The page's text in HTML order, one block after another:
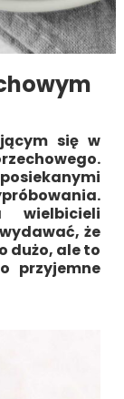
się w
że
dużo, ale to
przyjemne